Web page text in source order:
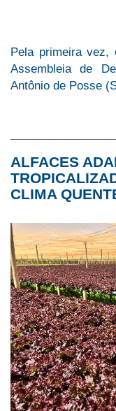
Pela primeira vez,
Assembleia de
Antônio de Posse
ALFACES
CLIMA